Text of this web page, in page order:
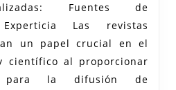
Fuentes de
Las revistas
un papel crucial en el
científico al proporcionar
para la difusión de